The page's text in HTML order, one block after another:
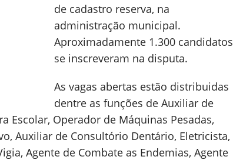
de cadastro reserva, na
administração municipal.
Aproximadamente 1.300 candidatos
se inscreveram na disputa.
As vagas abertas estão distribuidas
dentre as funções de Auxiliar de
Escolar, Operador de Máquinas Pesadas,
Auxiliar de Consultório Dentário, Eletricista,
Agente de Combate as Endemias, Agente